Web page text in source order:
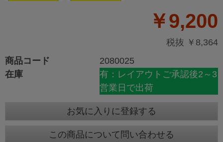
￥9,200
税抜 ￥8,364
商品コード
2080025
在庫
有：レイアウトご承認後2～3
営業日で出荷
お気に入りに登録する
この商品について問い合わせる